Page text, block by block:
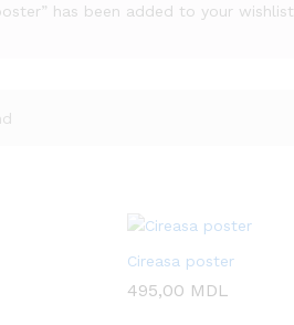
has been added to your wishlist
Cireasa poster
495,00 MDL
495,00 MDL